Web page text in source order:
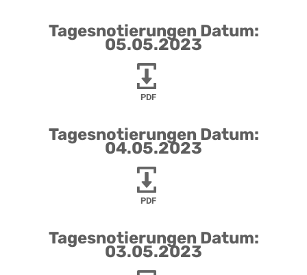
Tagesnotierungen Datum:
05.05.2023
PDF
Tagesnotierungen Datum:
04.05.2023
PDF
Tagesnotierungen Datum:
03.05.2023